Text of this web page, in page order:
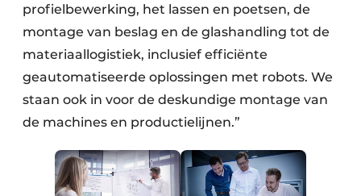
profielbewerking, het lassen en poetsen, de
montage van beslag en de glashandling tot de
materiaallogistiek, inclusief efficiënte
geautomatiseerde oplossingen met robots. We
staan ook in voor de deskundige montage van
de machines en productielijnen.”